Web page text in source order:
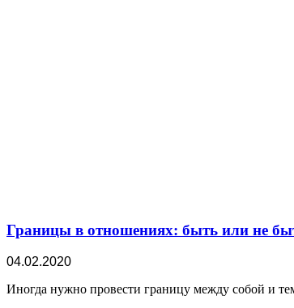
Границы в отношениях: быть или не
04.02.2020
Иногда нужно провести границу между собой и